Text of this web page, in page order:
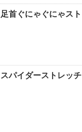
足首ぐにゃぐにゃス
スパイダーストレッチ